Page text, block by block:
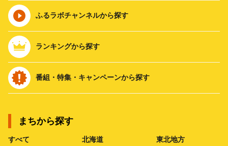
ふるラボチャンネルから探す
ランキングから探す
番組・特集・キャンペーンから探す
まちから探す
すべて 北海道 東北地方